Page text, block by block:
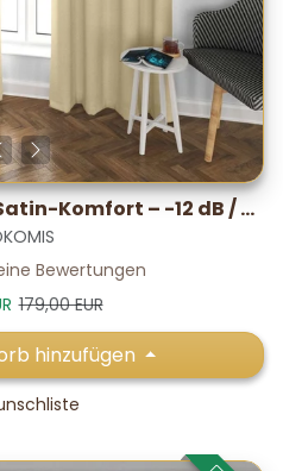
Schallschutzvorhang Satin-Komfort – -12 dB / 5–7 °C
Bewertungen
Normalpreis
179,00 EUR
hinzufügen